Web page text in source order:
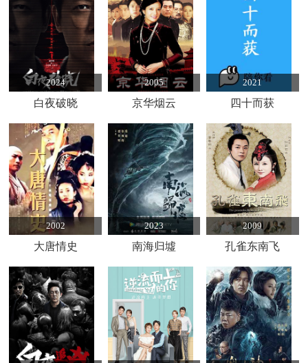
2024
白夜破晓
2005
京华烟云
2021
四十而获
2002
大唐情史
2023
南海归墟
2009
孔雀东南飞